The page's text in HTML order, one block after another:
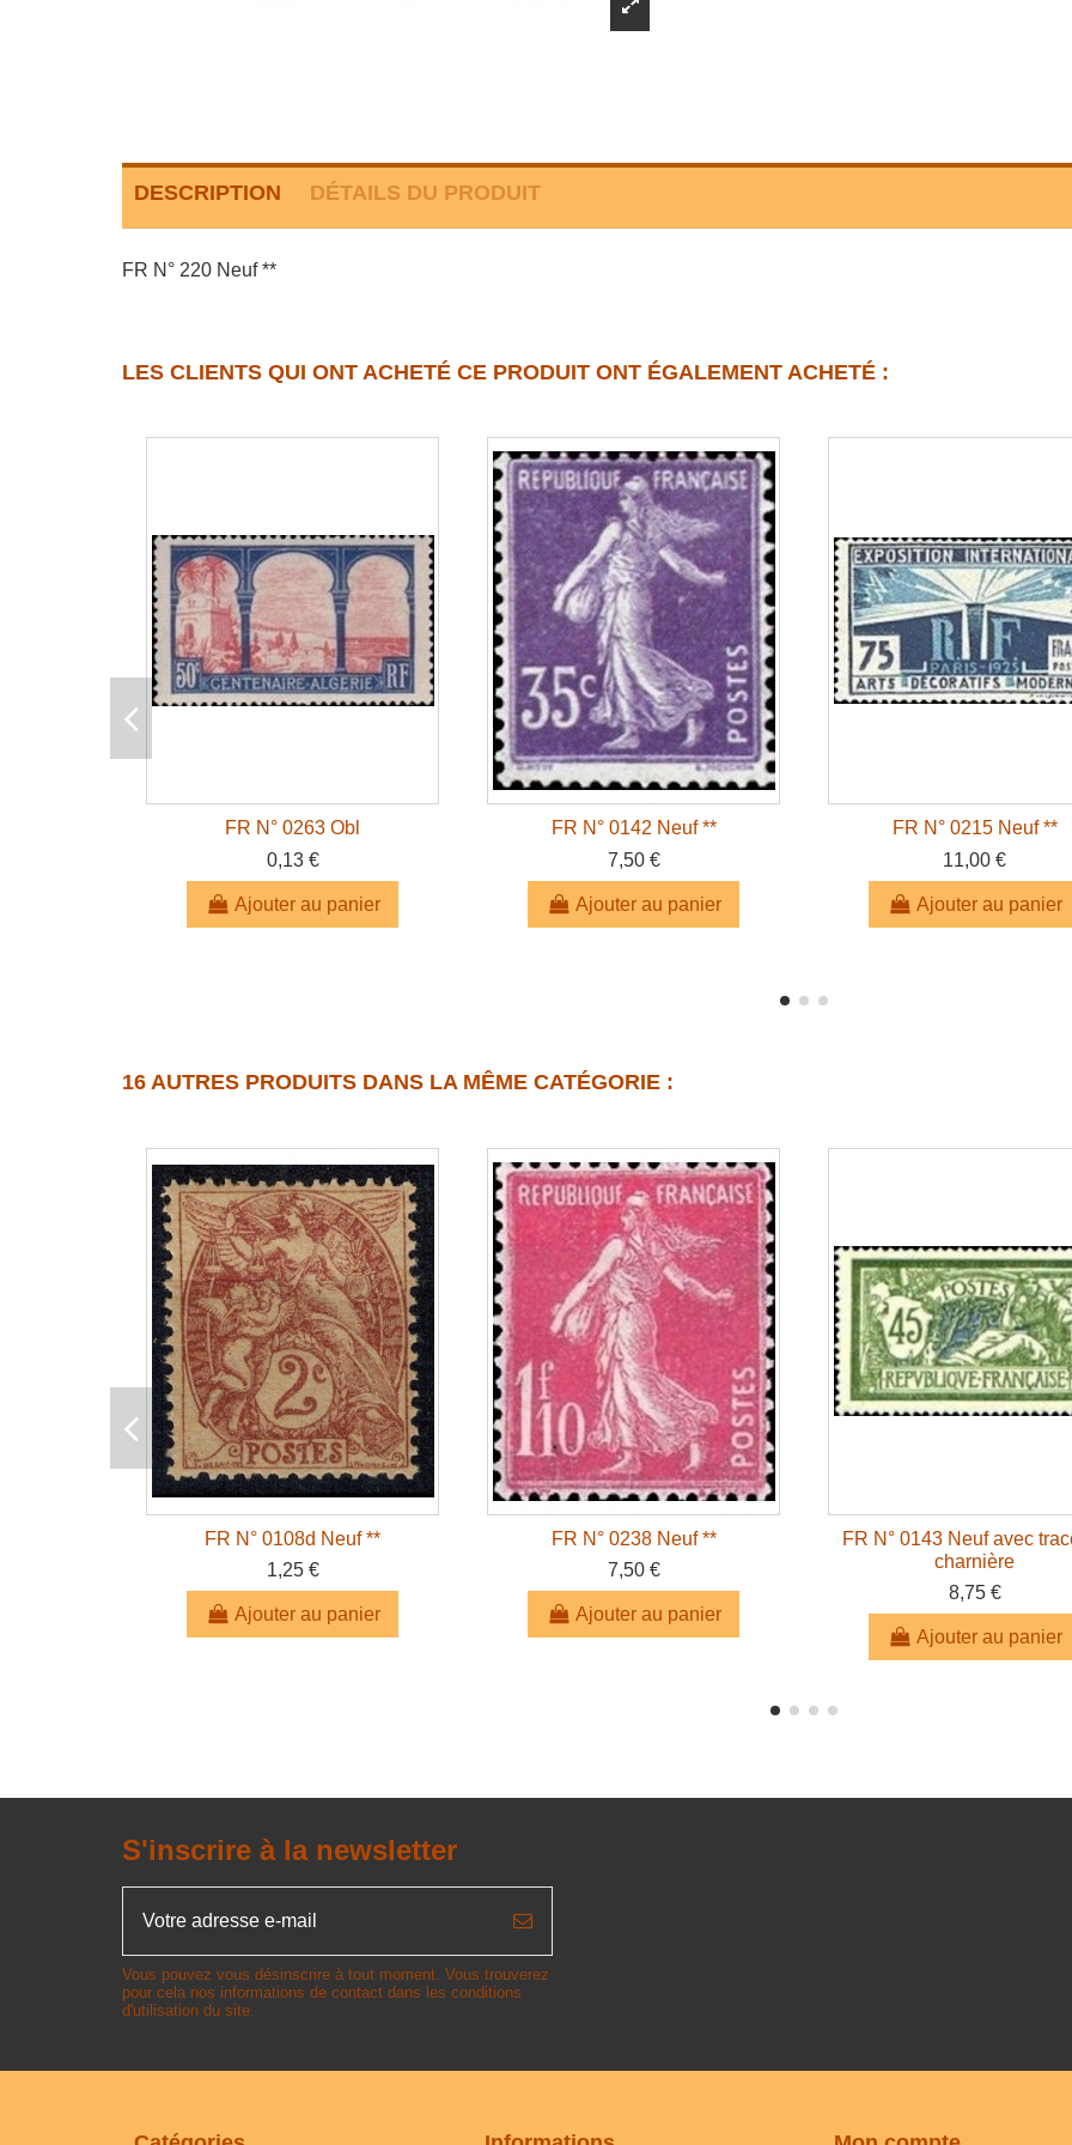
DESCRIPTION DÉTAILS DU PRODUIT
FR N° 220 Neuf **
LES CLIENTS QUI ONT ACHETÉ CE PRODUIT ONT ÉGALEMENT ACHETÉ :
FR N° 0263 Obl
0,13 €
Ajouter au panier
FR N° 0142 Neuf **
7,50 €
Ajouter au panier
FR N° 0215 Neuf **
11,00 €
Ajouter au panier
16 AUTRES PRODUITS DANS LA MÊME CATÉGORIE :
FR N° 0108d Neuf **
1,25 €
Ajouter au panier
FR N° 0238 Neuf **
7,50 €
Ajouter au panier
FR N° 0143 Neuf avec
charnière
8,75 €
Ajouter au panier
S'inscrire à la newsletter
Vous pouvez vous désinscrire à tout moment. Vous trouverez
pour cela nos informations de contact dans les conditions
d'utilisation du site.